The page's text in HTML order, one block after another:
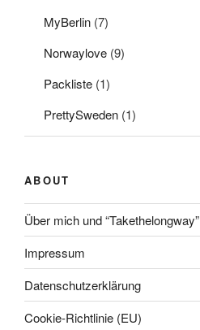
MyBerlin (7)
Norwaylove (9)
Packliste (1)
PrettySweden (1)
ABOUT
Über mich und “Takethelongway”
Impressum
Datenschutzerklärung
Cookie-Richtlinie (EU)